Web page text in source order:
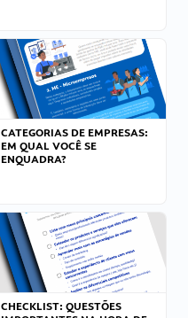
CATEGORIAS DE EMPRESAS:
EM QUAL VOCÊ SE
ENQUADRA?
CHECKLIST: QUESTÕES